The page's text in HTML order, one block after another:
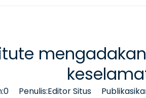
0Penulis:Editor Situs